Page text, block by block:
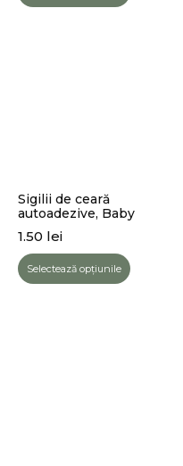
Sigilii de ceară
autoadezive, Baby
1.50 lei
Selectează opțiunile